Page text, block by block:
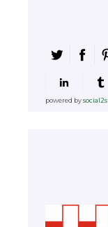
powered bysocial2s